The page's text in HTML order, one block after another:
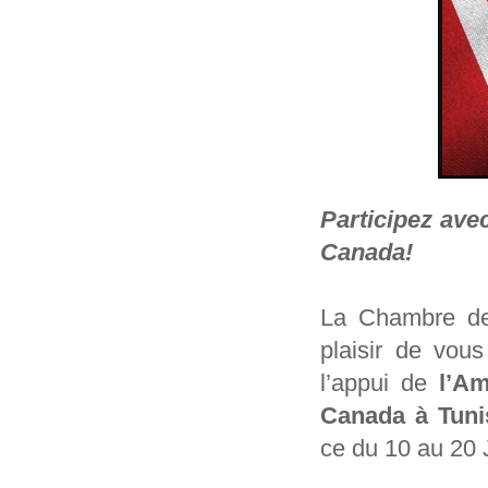
Participez
Canada!
La Chambre
plaisir de
l’appui de
Canada à
ce du 10 au 20